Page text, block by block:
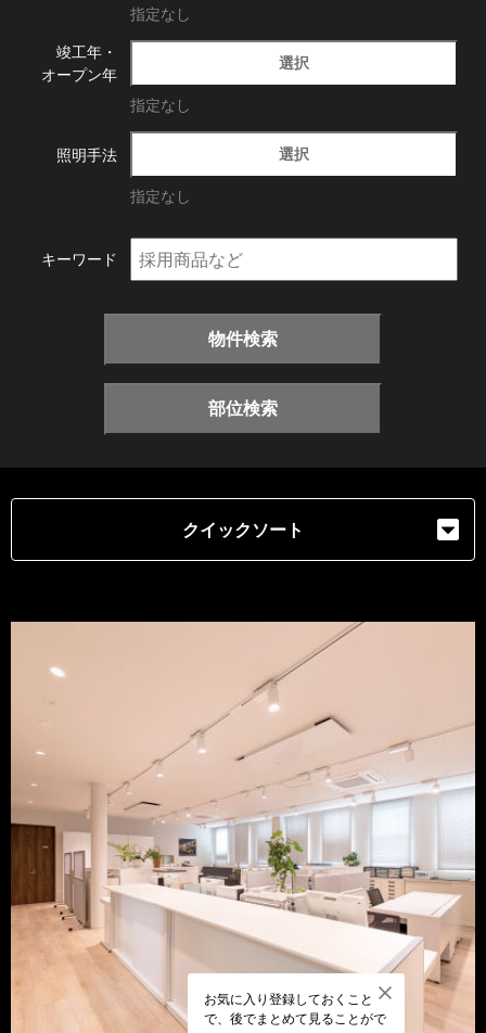
指定なし
竣工年・
オープン年
選択
指定なし
照明手法 選択
指定なし
キーワード
物件検索
部位検索
クイックソート
お気に入り登録しておくこと
で、後でまとめて見ることがで